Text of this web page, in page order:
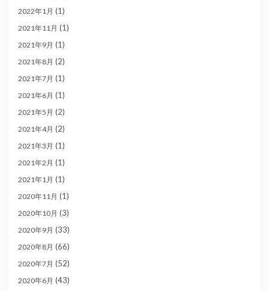
2022年1月 (1)
2021年11月 (1)
2021年9月 (1)
2021年8月 (2)
2021年7月 (1)
2021年6月 (1)
2021年5月 (2)
2021年4月 (2)
2021年3月 (1)
2021年2月 (1)
2021年1月 (1)
2020年11月 (1)
2020年10月 (3)
2020年9月 (33)
2020年8月 (66)
2020年7月 (52)
2020年6月 (43)